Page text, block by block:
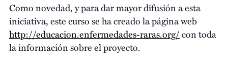
Como novedad, y para dar mayor difusión a esta
iniciativa, este curso se ha creado la página web
http://educacion.enfermedades-raras.org/con toda
la información sobre el proyecto.